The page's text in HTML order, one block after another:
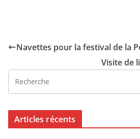
Navettes pour la festival de la
Visite de
Articles récents